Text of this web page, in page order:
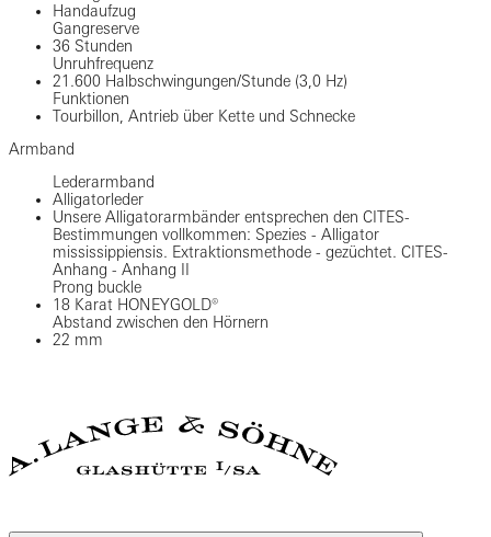
Handaufzug
Gangreserve
36 Stunden
Unruhfrequenz
21.600 Halbschwingungen/Stunde (3,0 Hz)
Funktionen
Tourbillon, Antrieb über Kette und Schnecke
Armband
Lederarmband
Alligatorleder
Unsere Alligatorarmbänder entsprechen den CITES-
Bestimmungen vollkommen: Spezies - Alligator
mississippiensis. Extraktionsmethode - gezüchtet. CITES-
Anhang - Anhang II
Prong buckle
18 Karat HONEYGOLD®
Abstand zwischen den Hörnern
22 mm